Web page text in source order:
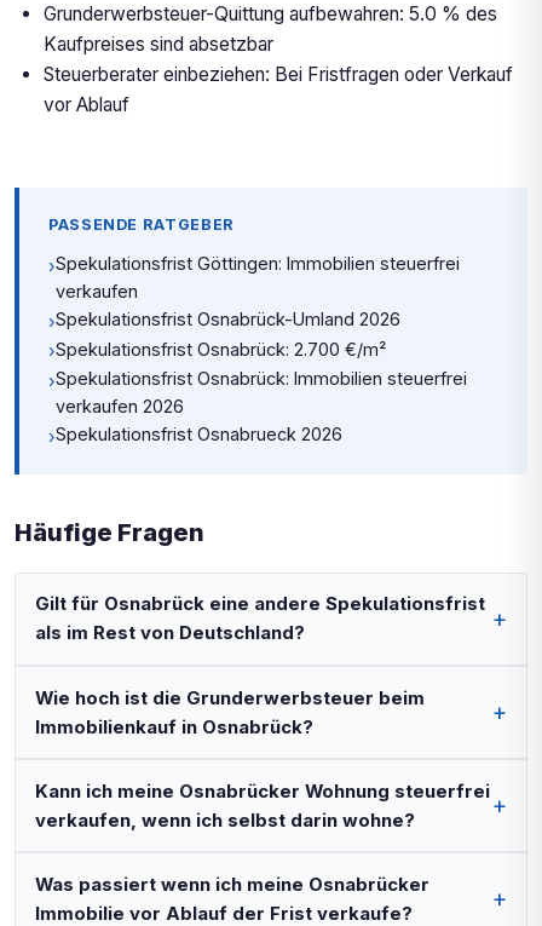
Grunderwerbsteuer-Quittung aufbewahren: 5.0 % des
Kaufpreises sind absetzbar
Steuerberater einbeziehen: Bei Fristfragen oder Verkauf
vor Ablauf
PASSENDE RATGEBER
›Spekulationsfrist Göttingen: Immobilien steuerfrei
verkaufen
›Spekulationsfrist Osnabrück-Umland 2026
›Spekulationsfrist Osnabrück: 2.700 €/m²
›Spekulationsfrist Osnabrück: Immobilien steuerfrei
verkaufen 2026
›Spekulationsfrist Osnabrueck 2026
Häufige Fragen
Gilt für Osnabrück eine andere Spekulationsfrist
als im Rest von Deutschland?
Wie hoch ist die Grunderwerbsteuer beim
Immobilienkauf in Osnabrück?
Kann ich meine Osnabrücker Wohnung steuerfrei
verkaufen, wenn ich selbst darin wohne?
Was passiert wenn ich meine Osnabrücker
Immobilie vor Ablauf der Frist verkaufe?